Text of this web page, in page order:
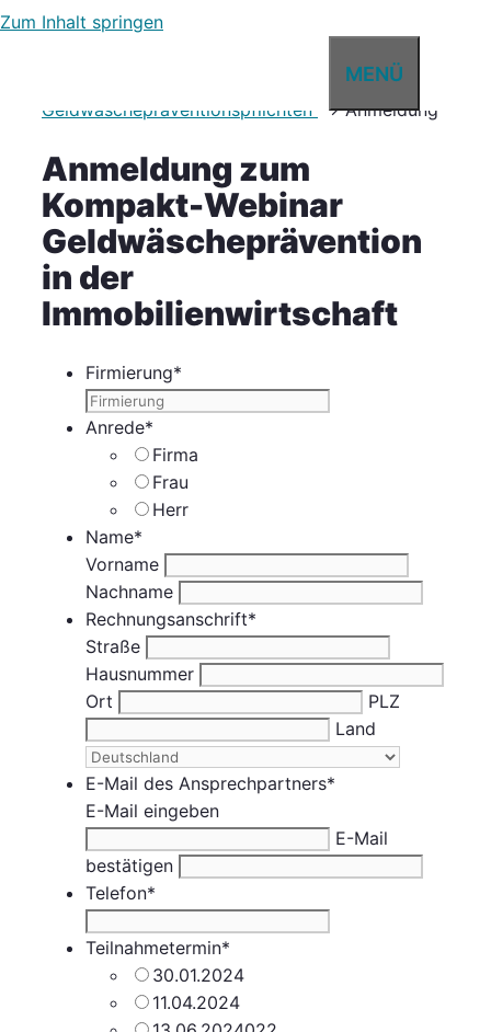
Zum Inhalt springen
MENÜ
Geldwäschepräventionspflichten“
→Anmeldung
Anmeldung zum
Kompakt-Webinar
Geldwäscheprävention
in der
Immobilienwirtschaft
Firmierung*
Anrede*
Firma
Frau
Herr
Name*
Vorname
Nachname
Rechnungsanschrift*
Straße
Hausnummer
Ort
PLZ
Land
E-Mail des Ansprechpartners*
E-Mail eingeben
E-Mail
bestätigen
Telefon*
Teilnahmetermin*
30.01.2024
11.04.2024